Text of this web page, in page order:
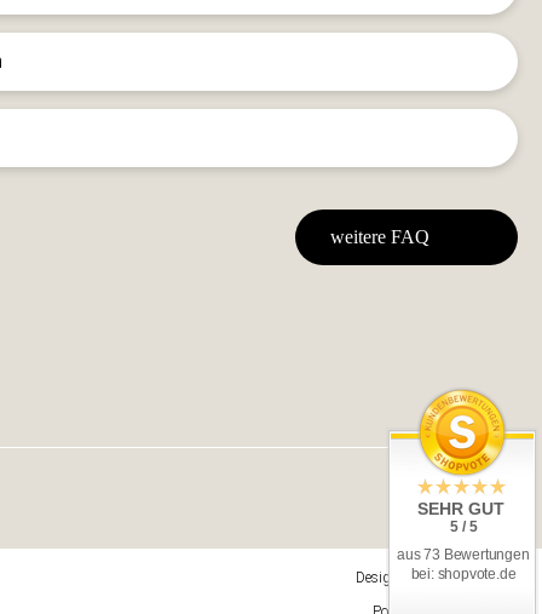
weitere FAQ
Design & Umsetzung
SEHR GUT
5 / 5
aus 73 Bewertungen
bei: shopvote.de